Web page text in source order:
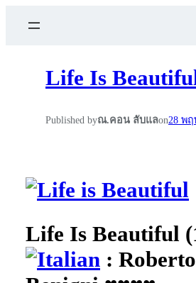
Life Is
Published byณ.คอน ลับแลon28 พ
Life Is Beautiful
: Roberto